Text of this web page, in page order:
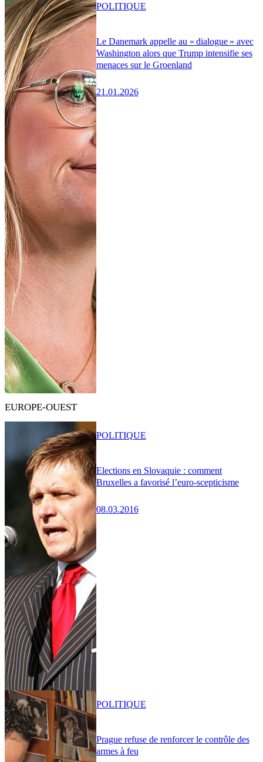
Le Danemark appelle au « dialogue » avec
Washington alors que Trump intensifie ses
menaces sur le Groenland
21.01.2026
POLITIQUE
EUROPE-OUEST
Elections en Slovaquie : comment
Bruxelles a favorisé l’euro-scepticisme
08.03.2016
POLITIQUE
Prague refuse de renforcer le contrôle des
armes à feu
POLITIQUE